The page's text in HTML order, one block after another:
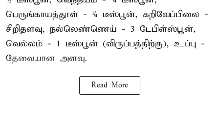
பெருங்காயத்தூள் - ¼ டீஸ்பூன், கறிவேப்பிலை -
சிறிதளவு, நல்லெண்ணெய் - 3 டேபிள்ஸ்பூன்,
வெல்லம் - 1 டீஸ்பூன் (விருப்பத்திற்கு), உப்பு -
தேவையான அளவு.
Read More